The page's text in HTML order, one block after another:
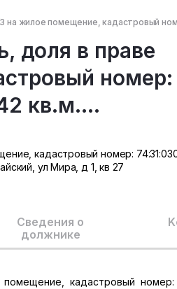
на жилое помещение, кадастровый
доля в праве
номер:
кв.м....
кадастровый номер:
ул Мира, д 1, кв 27
Сведения о
должнике
кадастровый номер: